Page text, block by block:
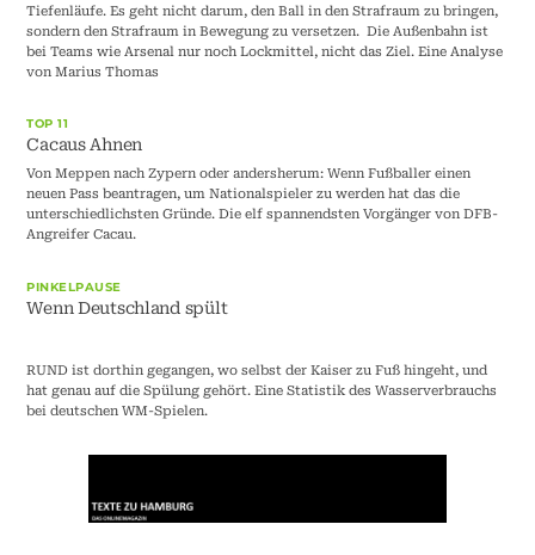
Tiefenläufe. Es geht nicht darum, den Ball in den Strafraum zu bringen,
sondern den Strafraum in Bewegung zu versetzen. Die Außenbahn ist
bei Teams wie Arsenal nur noch Lockmittel, nicht das Ziel. Eine Analyse
von Marius Thomas
TOP 11
Cacaus Ahnen
Von Meppen nach Zypern oder andersherum: Wenn Fußballer einen
neuen Pass beantragen, um Nationalspieler zu werden hat das die
unterschiedlichsten Gründe. Die elf spannendsten Vorgänger von DFB-
Angreifer Cacau.
PINKELPAUSE
Wenn Deutschland spült
RUND ist dorthin gegangen, wo selbst der Kaiser zu Fuß hingeht, und
hat genau auf die Spülung gehört. Eine Statistik des Wasserverbrauchs
bei deutschen WM-Spielen.